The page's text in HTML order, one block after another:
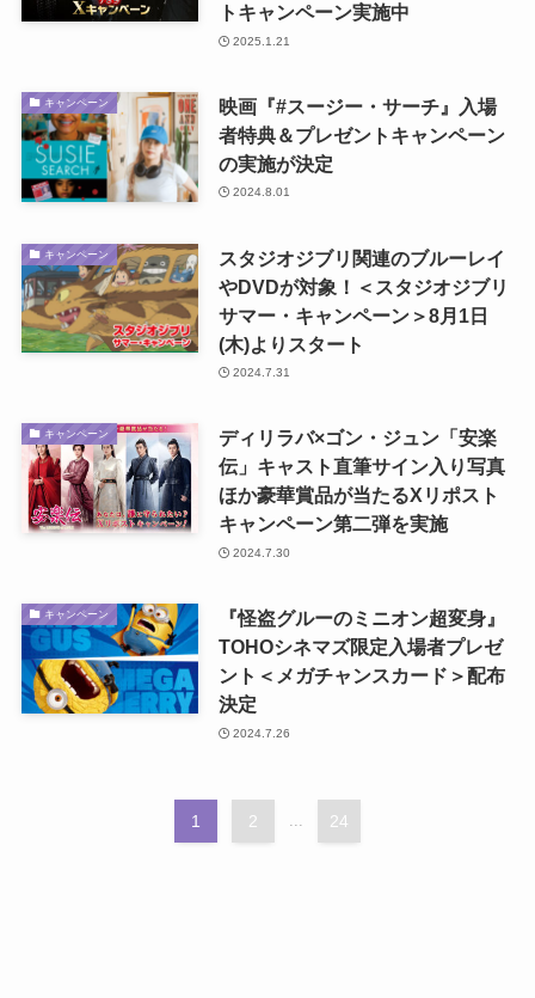
トキャンペーン実施中
2025.1.21
キャンペーン
映画『#スージー・サーチ』入場
者特典＆プレゼントキャンペーン
の実施が決定
2024.8.01
キャンペーン
スタジオジブリ関連のブルーレイ
やDVDが対象！＜スタジオジブリ
サマー・キャンペーン＞8月1日
(木)よりスタート
2024.7.31
キャンペーン
ディリラバ×ゴン・ジュン「安楽
伝」キャスト直筆サイン入り写真
ほか豪華賞品が当たるXリポスト
キャンペーン第二弾を実施
2024.7.30
キャンペーン
『怪盗グルーのミニオン超変身』
TOHOシネマズ限定入場者プレゼ
ント＜メガチャンスカード＞配布
決定
2024.7.26
1 2 24